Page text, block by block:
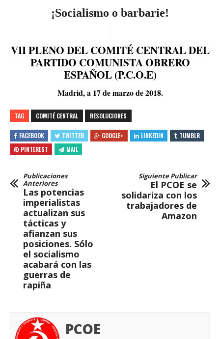
¡Socialismo o barbarie!
VII PLENO DEL COMITÉ CENTRAL DEL
PARTIDO COMUNISTA OBRERO
ESPAÑOL (P.C.O.E)
Madrid, a 17 de marzo de 2018.
TAG COMITÉ CENTRAL RESOLUCIONES
FACEBOOK TWITTER GOOGLE+ LINKEDIN
TUMBLR
PINTEREST
MAIL
Publicaciones
Anteriores
Las potencias
imperialistas
actualizan sus
tácticas y
afianzan sus
posiciones. Sólo
el socialismo
acabará con las
guerras de
rapiña
Siguiente Publicar
El PCOE se
solidariza con los
trabajadores de
Amazon
PCOE